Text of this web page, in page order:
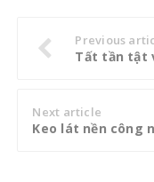
Previous
Tất tần tật
Next article